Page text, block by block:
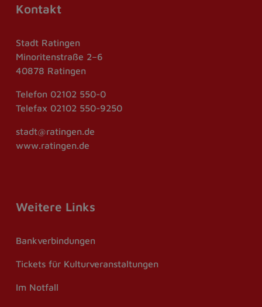
Kontakt
Stadt Ratingen
Minoritenstraße 2–6
40878 Ratingen
Telefon 02102 550-0
Telefax 02102 550-9250
stadt@ratingen.de
www.ratingen.de
Weitere Links
Bankverbindungen
Tickets für Kulturveranstaltungen
Im Notfall